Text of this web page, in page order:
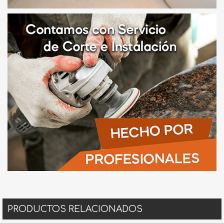
PRODUCTOS RELACIONADOS